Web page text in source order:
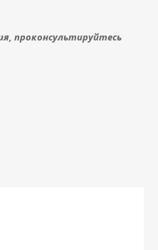
проконсультируйтесь